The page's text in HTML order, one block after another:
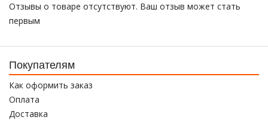
Отзывы о товаре отсутствуют. Ваш отзыв может стать
первым
Покупателям
Как оформить заказ
Оплата
Доставка